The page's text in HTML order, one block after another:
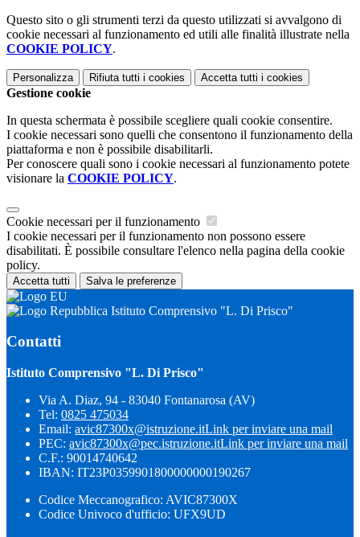
Questo sito o gli strumenti terzi da questo utilizzati si avvalgono di
cookie necessari al funzionamento ed utili alle finalità illustrate nella
COOKIE POLICY.
Personalizza Rifiuta tutti i cookies Accetta tutti i cookies
Gestione cookie
In questa schermata è possibile scegliere quali cookie consentire.
I cookie necessari sono quelli che consentono il funzionamento della
piattaforma e non è possibile disabilitarli.
Per conoscere quali sono i cookie necessari al funzionamento potete
visionare la COOKIE POLICY.
Cookie necessari per il funzionamento
I cookie necessari per il funzionamento non possono essere
disabilitati. È possibile consultare l'elenco nella pagina della cookie
policy.
Accetta tutti Salva le preferenze
Istituto Comprensivo "L. Di Prisco"
Contatti
Istituto Comprensivo "L. Di Prisco"
Via A. Diaz, 94 - 83040 Fontanarosa (AV)
Tel: 0825 475034
Email: avic87300x@istruzione.itLink per inviare una mail
PEC: avic87300x@pec.istruzione.itLink per inviare una mail
C.F.: 90014740642
IBAN: IT23P0359901800000000190267
Codice Meccanografico: AVIC87300X
Codice Univoco d'ufficio: UFX9UD